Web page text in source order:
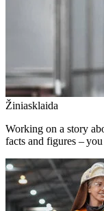
Žiniasklaida
Working on a story
facts and figures –